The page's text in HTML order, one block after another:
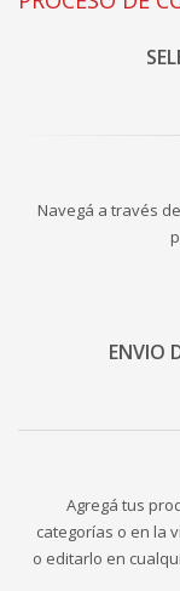
Navegá a través
ENVIO
Agregá tus
categorías o en la
o editarlo en